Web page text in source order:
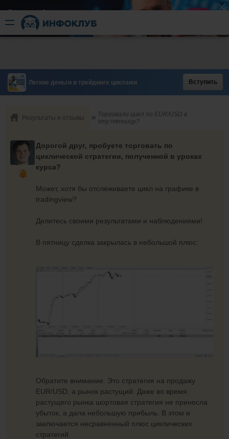
Быстрый разгон
​в короткие сроки
Легкие деньги в трейдинге циклами Вступить
Результаты и отзывы
Торговали цикл по EUR/USD в
эту пятницу?
Дорогой друг, пробуете торговать по
циклической стратегии, полученной в уроках
курса?
Может, хотя бы отслеживаете цикл на графике в
tradingview?
Делитесь своими результатами и наблюдениями!
В пятницу сделка закрылась в небольшой плюс:
Обратите внимание. Это стратегия на продажу
EUR/USD, а рынок растущий. Даже во время
растущего рынка шортовая стратегия не принесла
убыток, а дала небольшую прибыль. В этом и
заключается несравненный плюс циклических
стратегий.